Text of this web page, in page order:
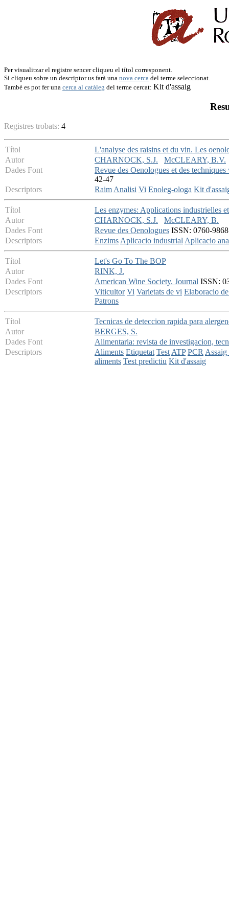
Per visualitzar el registre sencer cliqueu el títol corresponent.
Si cliqueu sobre un descriptor us farà una nova cerca del terme seleccionat.
També es pot fer una cerca al catàleg del terme cercat: Kit d'assaig
Registres trobats: 4
Títol
L'analyse des raisins et du vin. Les
Autor
CHARNOCK, S.J.
McCLEARY, B.V.
Dades Font
Revue des Oenologues et des
42-47
Descriptors
RaimAnalisi Vi Enoleg-ologa Kit
Títol
Les enzymes: Applications industrielles
Autor
CHARNOCK, S.J.
McCLEARY, B.
Dades Font
Revue des Oenologues ISSN: 0760-
Descriptors
EnzimsAplicacio industrialAplicacio
Títol
Let's Go To The BOP
Autor
RINK, J.
Dades Font
American Wine Society. Journal ISSN:
Descriptors
Viticultor Vi Varietats de vi Elaboracio
Patrons
Títol
Tecnicas de deteccion rapida para
Autor
BERGES, S.
Dades Font
Alimentaria: revista de investigacion,
Descriptors
Aliments Etiquetat TestATP PCRAssaig
aliments Test predictiu Kit d'assaig